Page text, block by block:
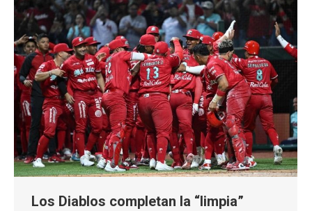
Los Diablos completan la “limpia”